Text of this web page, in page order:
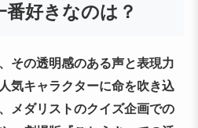
好きなのは？
その透明感のある声と表現力
気キャラクターに命を吹き込
メダリストのクイズ企画での